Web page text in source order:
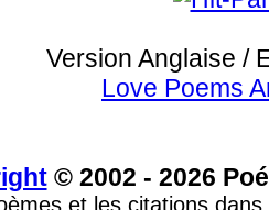
Version Anglaise /
Love Poems
© 2002 - 2026
et les citations